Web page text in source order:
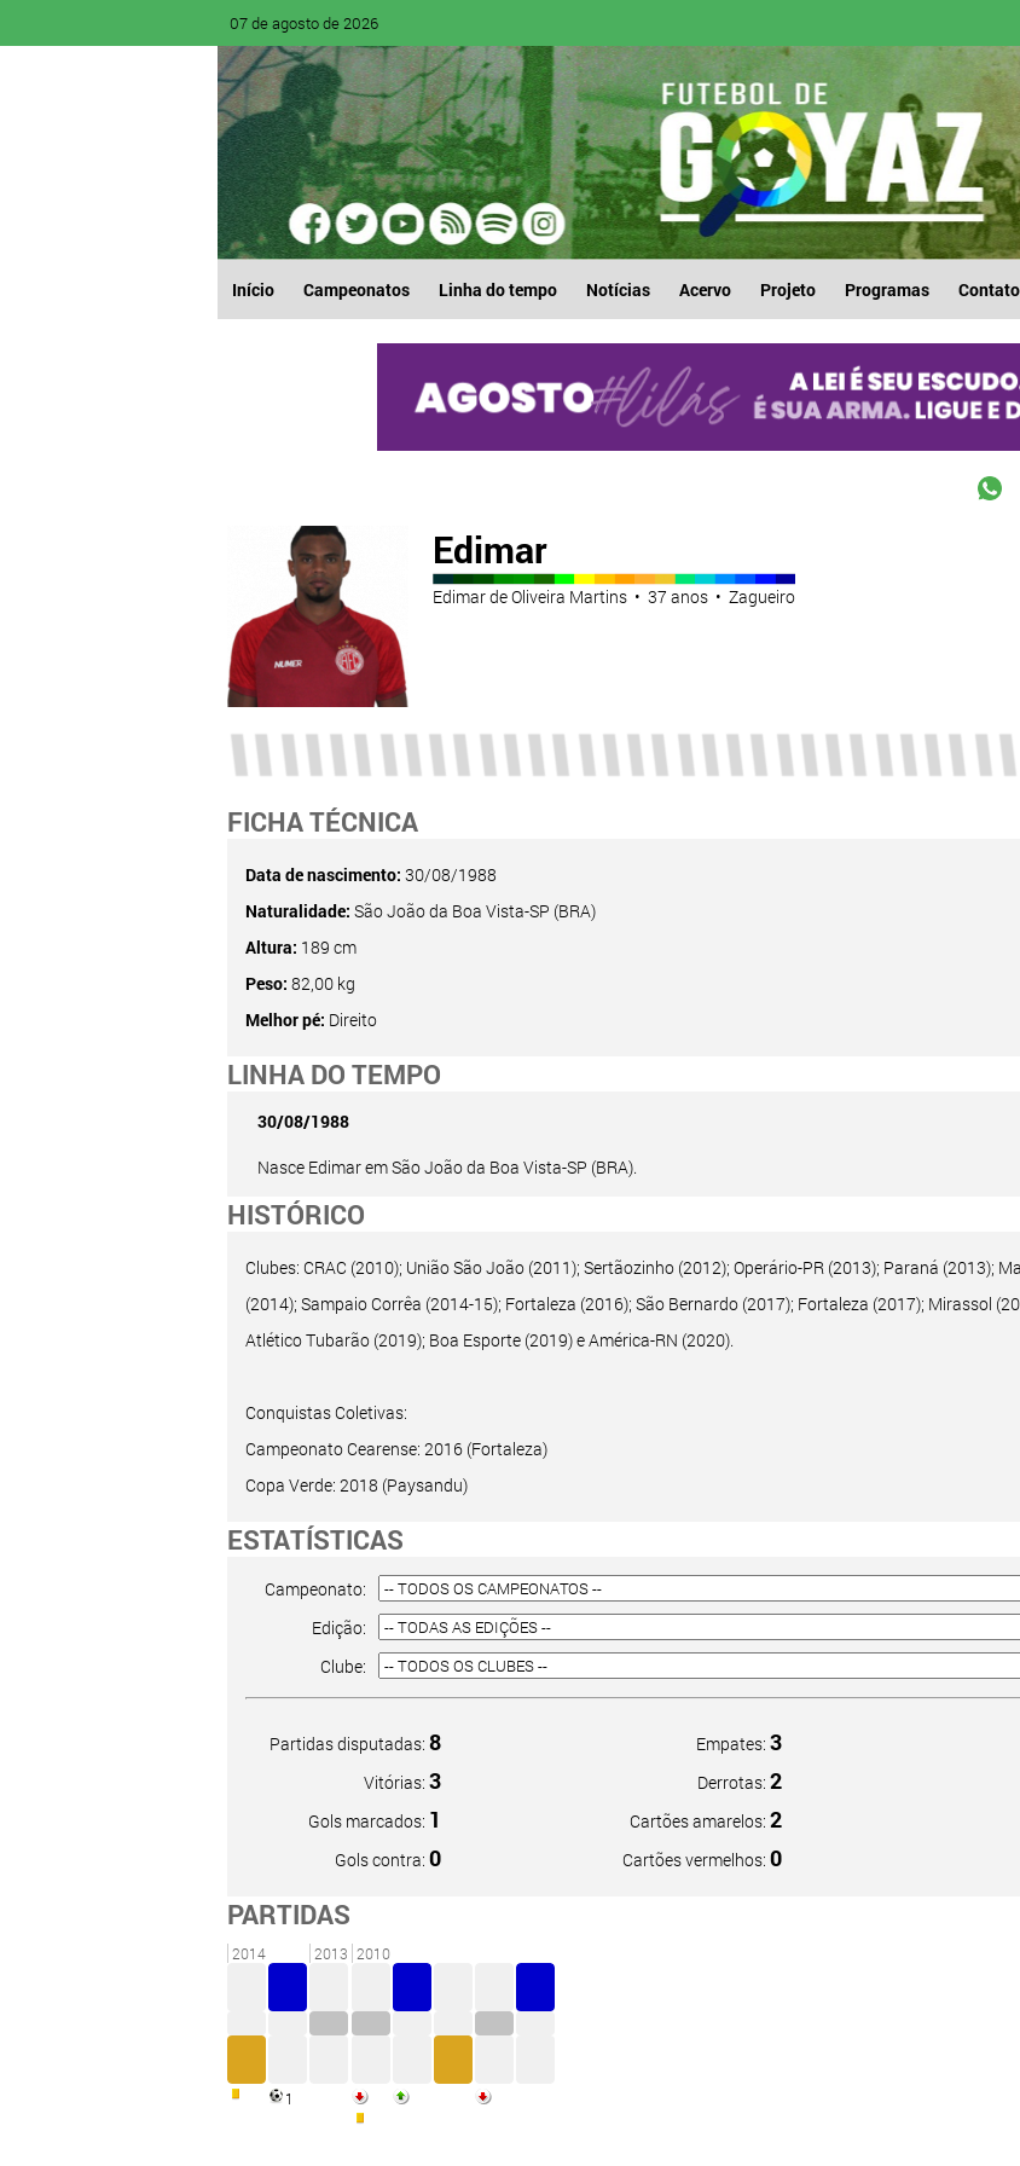
07 de agosto de 2026
Início Campeonatos Linha do tempo Notícias Acervo Projeto Programas Contato
Edimar
Edimar de Oliveira Martins • 37 anos • Zagueiro
FICHA TÉCNICA
Data de nascimento: 30/08/1988
Naturalidade: São João da Boa Vista-SP (BRA)
Altura: 189 cm
Peso: 82,00 kg
Melhor pé: Direito
LINHA DO TEMPO
30/08/1988
Nasce Edimar em São João da Boa Vista-SP (BRA).
HISTÓRICO
Clubes: CRAC (2010); União São João (2011); Sertãozinho (2012); Operário-PR (2013); Paraná (2013);
(2014); Sampaio Corrêa (2014-15); Fortaleza (2016); São Bernardo (2017); Fortaleza (2017); Mirassol
Atlético Tubarão (2019); Boa Esporte (2019) e América-RN (2020).
Conquistas Coletivas:
Campeonato Cearense: 2016 (Fortaleza)
Copa Verde: 2018 (Paysandu)
ESTATÍSTICAS
Campeonato:
Edição:
Clube:
Partidas disputadas: 8
Vitórias: 3
Gols marcados: 1
Gols contra: 0
Empates: 3
Derrotas: 2
Cartões amarelos: 2
Cartões vermelhos: 0
PARTIDAS
2014
1
2013 2010